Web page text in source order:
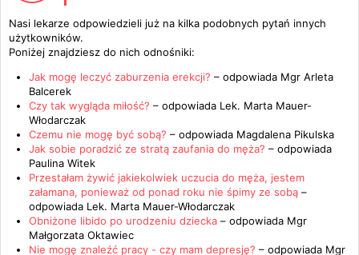
Nasi lekarze odpowiedzieli już na kilka podobnych pytań innych
użytkowników.
Poniżej znajdziesz do nich odnośniki:
Jak mogę leczyć zaburzenia erekcji? – odpowiada Mgr Arleta
Balcerek
Czy tak wygląda miłość? – odpowiada Lek. Marta Mauer-
Włodarczak
Czemu nie mogę być sobą? – odpowiada Magdalena Pikulska
Jak sobie poradzić ze stratą zaufania do męża? – odpowiada
Paulina Witek
Przestałam żywić jakiekolwiek uczucia do męża, jestem
załamana, ponieważ od ponad roku nie śpimy ze sobą –
odpowiada Lek. Marta Mauer-Włodarczak
Obniżone libido po urodzeniu dziecka – odpowiada Mgr
Małgorzata Oktawiec
Nie mogę znaleźć pracy - czy mam depresję? – odpowiada Mgr